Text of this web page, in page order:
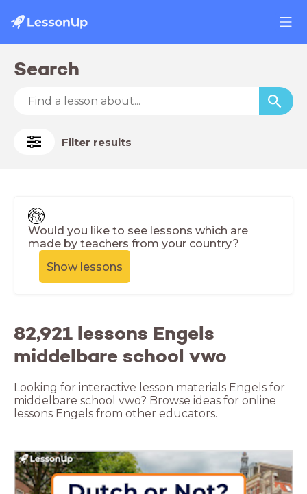
Search
Filter results
Would you like to see lessons which are
made by teachers from your country?
Show lessons
82,921 lessons Engels
middelbare school vwo
Looking for interactive lesson materials Engels for
middelbare school vwo? Browse ideas for online
lessons Engels from other educators.